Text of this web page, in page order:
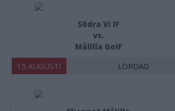
Södra Vi IF
vs.
Målilla GoIF
15 AUGUSTI LÖRDAG